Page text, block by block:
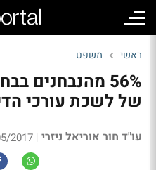
ראשי משפט
56% מהנבחנים
של לשכת עורכי
עו"ד חור אוריאל ניזרי |
12:18